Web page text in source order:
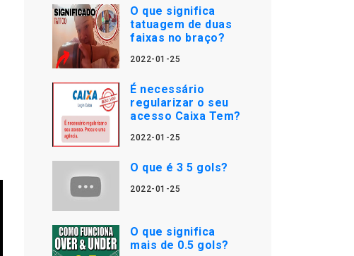
O que significa
tatuagem de duas
faixas no braço?
2022-01-25
É necessário
regularizar o seu
acesso Caixa Tem?
2022-01-25
O que é 3 5 gols?
2022-01-25
O que significa
mais de 0.5 gols?